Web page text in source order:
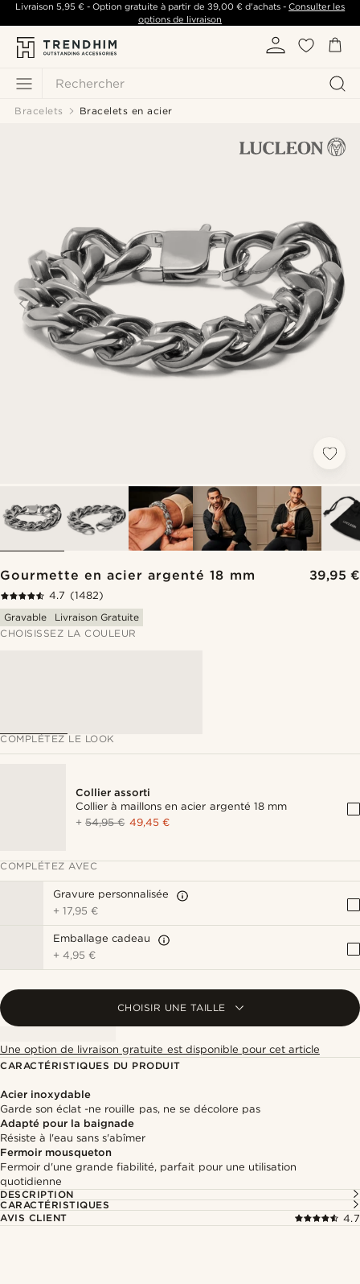
Rechercher
Livraison 5,95 €- Option gratuite à partir de 39,00 €d'achats -Consulter les
options de livraison
Bracelets Bracelets en acier
Gourmette en acier argenté 18 mm 39,95 €
4.7 (1482)
Gravable
Livraison Gratuite
CHOISISSEZ LA COULEUR
COMPLÉTEZ LE LOOK
Collier assorti
Collier à maillons en acier argenté 18 mm
+54,95 € 49,45 €
COMPLÉTEZ AVEC
Gravure personnalisée
+17,95 €
Emballage cadeau
+4,95 €
CHOISIR UNE TAILLE
Une option de livraison gratuite est disponible pour cet article
CARACTÉRISTIQUES DU PRODUIT
Acier inoxydable
Garde son éclat -ne rouille pas, ne se décolore pas
Adapté pour la baignade
Résiste à l'eau sans s'abîmer
Fermoir mousqueton
Fermoir d'une grande fiabilité, parfait pour une utilisation
quotidienne
DESCRIPTION
CARACTÉRISTIQUES
AVIS CLIENT
4.7